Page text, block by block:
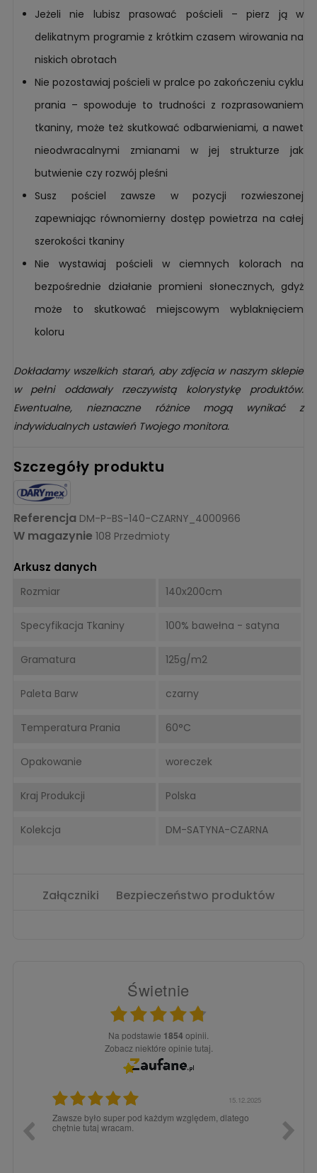
Jeżeli nie lubisz prasować pościeli – pierz ją w
delikatnym programie z krótkim czasem wirowania na
niskich obrotach
Nie pozostawiaj pościeli w pralce po zakończeniu cyklu
prania – spowoduje to trudności z rozprasowaniem
tkaniny, może też skutkować odbarwieniami, a nawet
nieodwracalnymi zmianami w jej strukturze jak
butwienie czy rozwój pleśni
Susz pościel zawsze w pozycji rozwieszonej
zapewniając równomierny dostęp powietrza na całej
szerokości tkaniny
Nie wystawiaj pościeli w ciemnych kolorach na
bezpośrednie działanie promieni słonecznych, gdyż
może to skutkować miejscowym wyblaknięciem
koloru
Dokładamy wszelkich starań, aby zdjęcia w naszym sklepie
w pełni oddawały rzeczywistą kolorystykę produktów.
Ewentualne, nieznaczne różnice mogą wynikać z
indywidualnych ustawień Twojego monitora.
Szczegóły produktu
Referencja DM-P-BS-140-CZARNY_4000966
W magazynie 108 Przedmioty
Arkusz danych
Rozmiar 140x200cm
Specyfikacja Tkaniny 100% bawełna - satyna
Gramatura 125g/m2
Paleta Barw czarny
Temperatura Prania 60°C
Opakowanie woreczek
Kraj Produkcji Polska
Kolekcja DM-SATYNA-CZARNA
Załączniki Bezpieczeństwo produktów
Świetnie
Na podstawie 1854 opinii.
Zobacz niektóre opinie tutaj.
15.12.2025
Zawsze było super pod każdym względem, dlatego
chętnie tutaj wracam.